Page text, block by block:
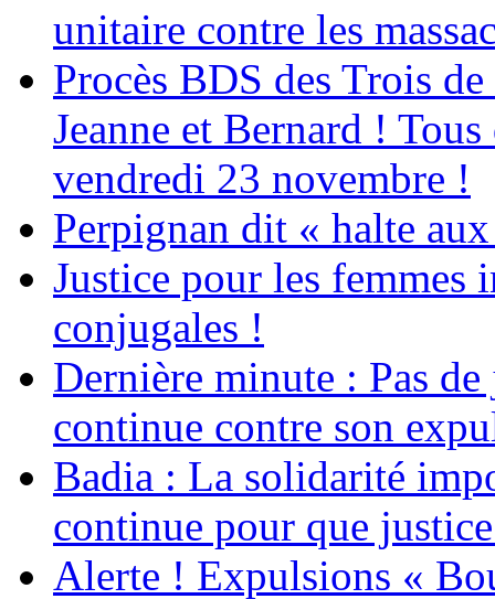
unitaire contre les
Procès BDS des Trois
Jeanne et Bernard !
vendredi 23 novembre !
Perpignan dit « halte
Justice pour les femmes
conjugales !
Dernière minute : Pas
continue contre son
Badia : La solidarité
continue pour que
Alerte ! Expulsions «